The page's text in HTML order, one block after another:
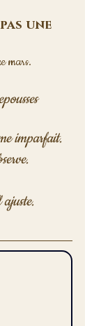
une
mars.
imparfait.